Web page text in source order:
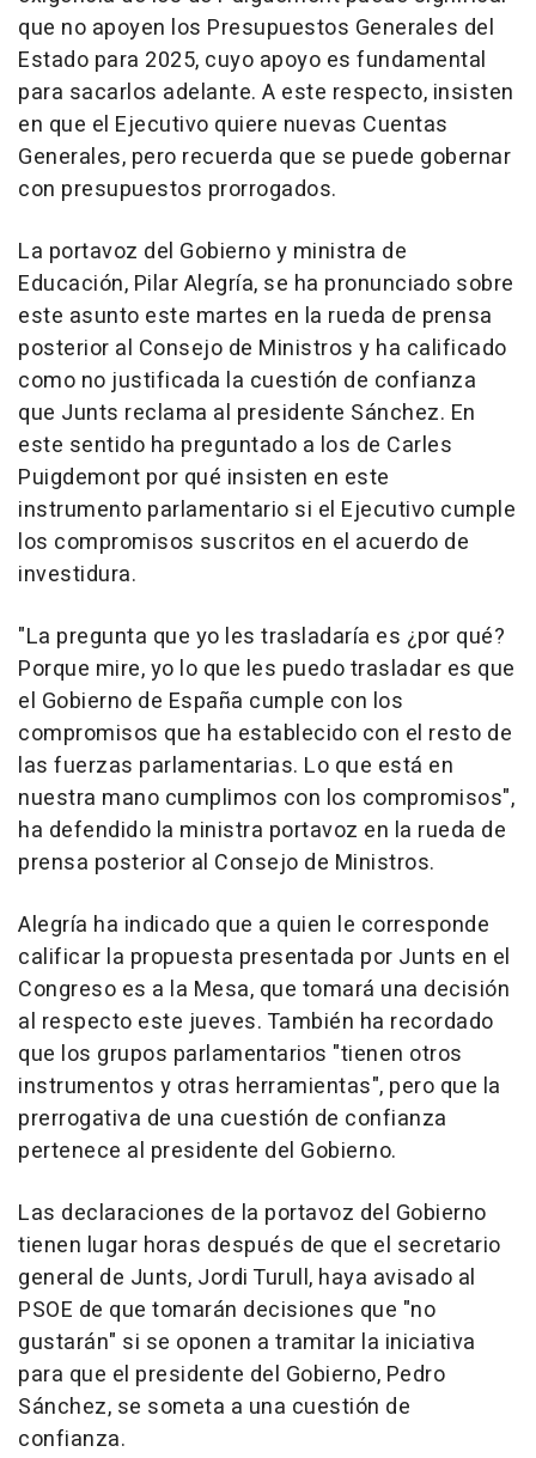
que no apoyen los Presupuestos Generales del
Estado para 2025, cuyo apoyo es fundamental
para sacarlos adelante. A este respecto, insisten
en que el Ejecutivo quiere nuevas Cuentas
Generales, pero recuerda que se puede gobernar
con presupuestos prorrogados.
La portavoz del Gobierno y ministra de
Educación, Pilar Alegría, se ha pronunciado sobre
este asunto este martes en la rueda de prensa
posterior al Consejo de Ministros y ha calificado
como no justificada la cuestión de confianza
que Junts reclama al presidente Sánchez. En
este sentido ha preguntado a los de Carles
Puigdemont por qué insisten en este
instrumento parlamentario si el Ejecutivo cumple
los compromisos suscritos en el acuerdo de
investidura.
"La pregunta que yo les trasladaría es ¿por qué?
Porque mire, yo lo que les puedo trasladar es que
el Gobierno de España cumple con los
compromisos que ha establecido con el resto de
las fuerzas parlamentarias. Lo que está en
nuestra mano cumplimos con los compromisos",
ha defendido la ministra portavoz en la rueda de
prensa posterior al Consejo de Ministros.
Alegría ha indicado que a quien le corresponde
calificar la propuesta presentada por Junts en el
Congreso es a la Mesa, que tomará una decisión
al respecto este jueves. También ha recordado
que los grupos parlamentarios "tienen otros
instrumentos y otras herramientas", pero que la
prerrogativa de una cuestión de confianza
pertenece al presidente del Gobierno.
Las declaraciones de la portavoz del Gobierno
tienen lugar horas después de que el secretario
general de Junts, Jordi Turull, haya avisado al
PSOE de que tomarán decisiones que "no
gustarán" si se oponen a tramitar la iniciativa
para que el presidente del Gobierno, Pedro
Sánchez, se someta a una cuestión de
confianza.